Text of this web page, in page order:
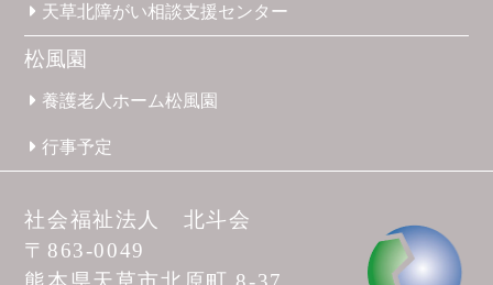
天草北障がい相談支援センター
松風園
養護老人ホーム松風園
行事予定
社会福祉法人 北斗会
〒863-0049